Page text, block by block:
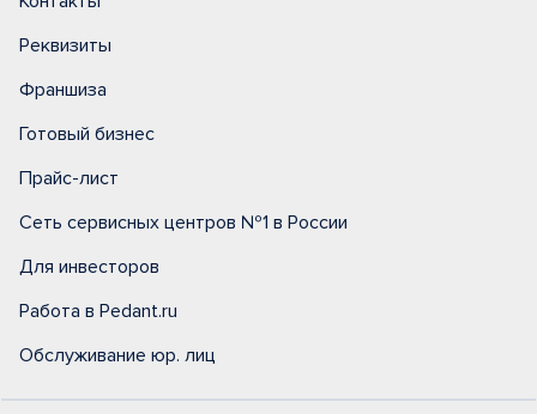
Реквизиты
Франшиза
Готовый бизнес
Прайс-лист
Сеть сервисных центров №1 в России
Для инвесторов
Работа в Pedant.ru
Обслуживание юр. лиц